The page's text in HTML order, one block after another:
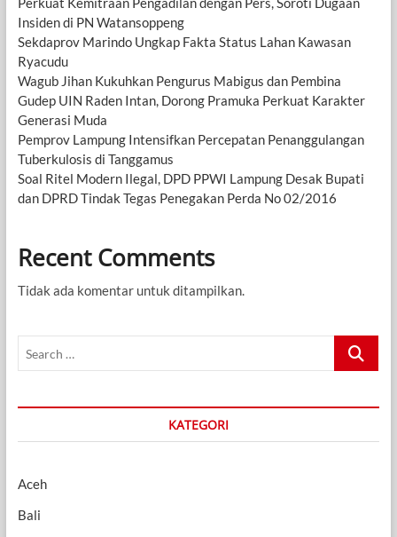
Insiden di PN Watansoppeng
Sekdaprov Marindo Ungkap Fakta Status Lahan Kawasan
Ryacudu
Wagub Jihan Kukuhkan Pengurus Mabigus dan Pembina
Gudep UIN Raden Intan, Dorong Pramuka Perkuat Karakter
Generasi Muda
Pemprov Lampung Intensifkan Percepatan Penanggulangan
Tuberkulosis di Tanggamus
Soal Ritel Modern Ilegal, DPD PPWI Lampung Desak Bupati
dan DPRD Tindak Tegas Penegakan Perda No 02/2016
Recent Comments
Tidak ada komentar untuk ditampilkan.
Search
KATEGORI
Aceh
Bali